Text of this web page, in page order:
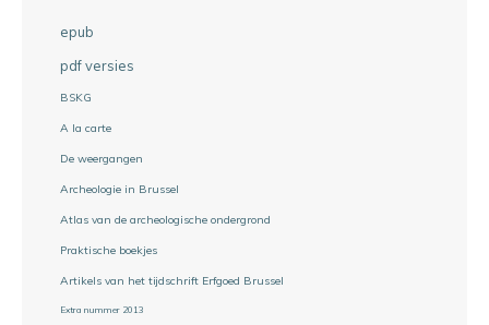
epub
pdf versies
BSKG
A la carte
De weergangen
Archeologie in Brussel
Atlas van de archeologische ondergrond
Praktische boekjes
Artikels van het tijdschrift Erfgoed Brussel
Extra nummer 2013